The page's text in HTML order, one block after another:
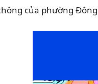
của phường